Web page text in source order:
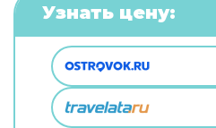
Узнать цену: